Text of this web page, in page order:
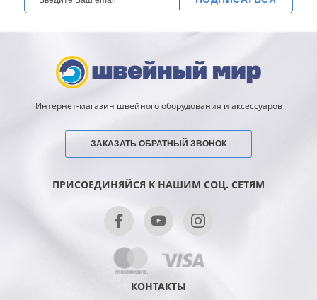
Интернет-магазин швейного оборудования и аксессуаров
ЗАКАЗАТЬ ОБРАТНЫЙ ЗВОНОК
ПРИСОЕДИНЯЙСЯ К НАШИМ СОЦ. СЕТЯМ
КОНТАКТЫ